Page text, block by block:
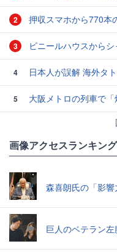
2 押収スマホから770本のわいせつ動画 15歳少女
3 ビニールハウスからシャインマスカット
4 日本人が誤解 海外タ
5
大阪メトロの列車で「
画像アクセスランキング
森喜朗氏の「影
巨人のベテラン